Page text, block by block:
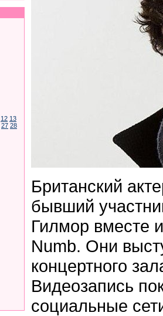
12 13
27 28
Британский
бывший
Гилмор вместе
Numb. Они
концертного
Видеозапись
социальные